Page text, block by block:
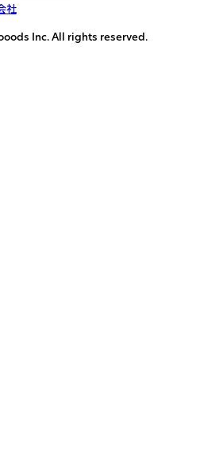
社
Inc. All rights reserved.